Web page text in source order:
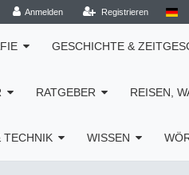
Anmelden Registrieren
GESCHICHTE &
RATGEBER REISEN,
TECHNIK WISSEN